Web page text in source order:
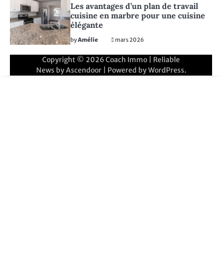
Les avantages d’un plan de travail
cuisine en marbre pour une cuisine
élégante
byAmélie 3 mars 2026
Copyright © 2026Coach Immo | Reliable
News byAscendoor| Powered byWordPress.